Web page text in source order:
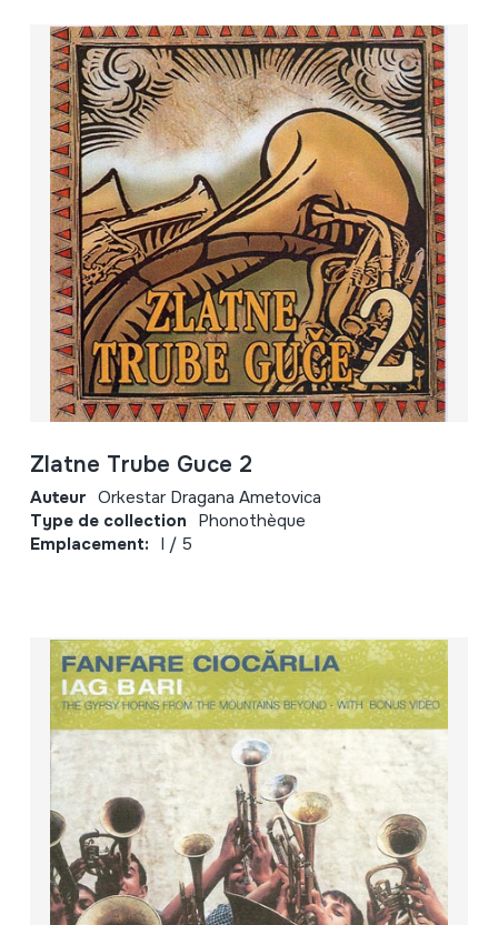
Zlatne Trube Guce 2
Auteur Orkestar Dragana Ametovica
Type de collection Phonothèque
Emplacement: I / 5